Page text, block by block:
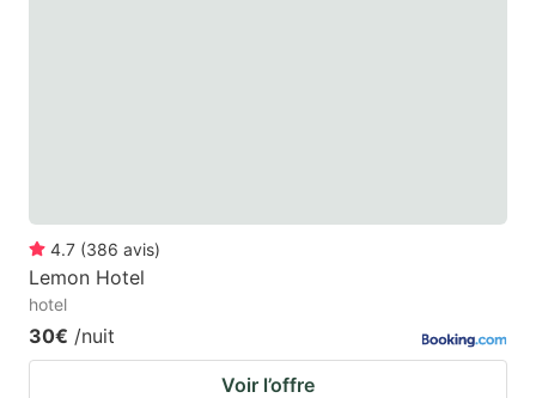
4.7 (386 avis)
Lemon Hotel
hotel
30€ /nuit
Voir l’offre